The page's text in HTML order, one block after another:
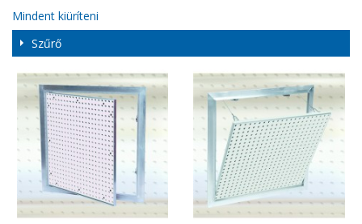
Mindent kiüríteni
Szűrő